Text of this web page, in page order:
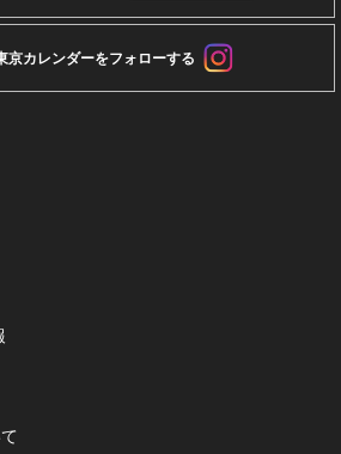
カレンダーをフォローする